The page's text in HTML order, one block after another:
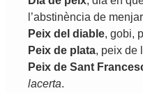
’abstinència de menjar
Peix del diable, gobi,
Peix de plata, peix de
Peix de Sant
lacerta.